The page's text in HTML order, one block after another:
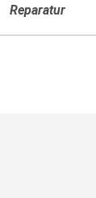
Reparatur